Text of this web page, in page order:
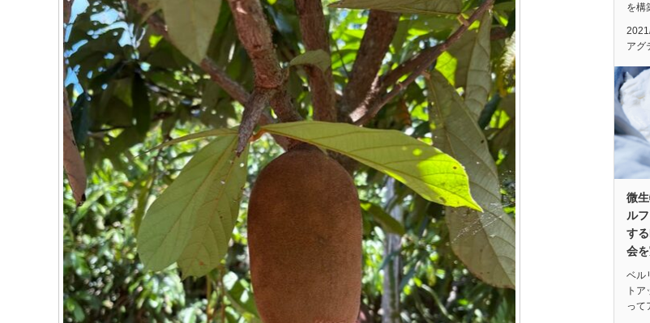
を構
アグ
微
ル
す
会
ベル
ト
って